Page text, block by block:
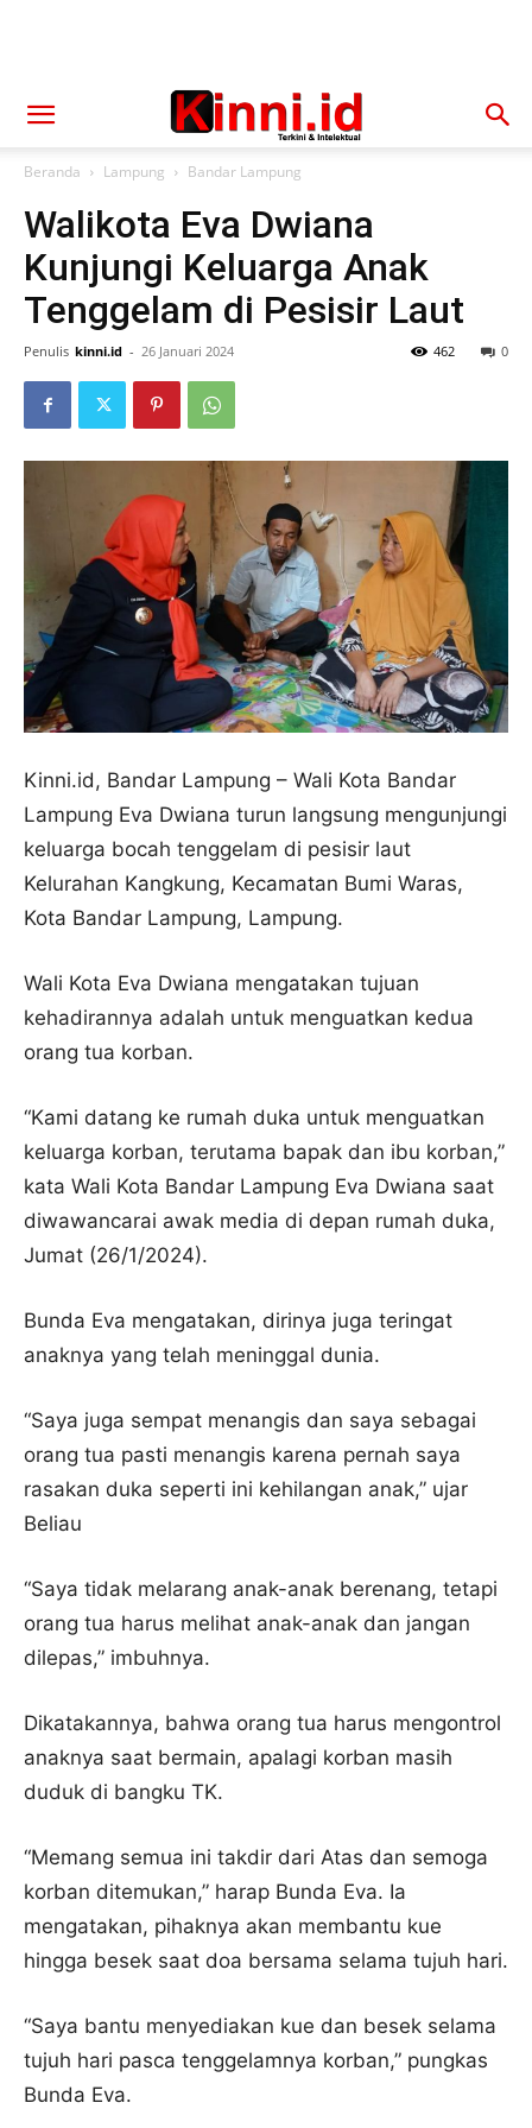
Beranda Lampung Bandar Lampung
Walikota Eva Dwiana
Kunjungi Keluarga Anak
Tenggelam di Pesisir Laut
Penulis kinni.id - 26 Januari 2024 0
462
Kinni.id, Bandar Lampung – Wali Kota Bandar
Lampung Eva Dwiana turun langsung mengunjungi
keluarga bocah tenggelam di pesisir laut
Kelurahan Kangkung, Kecamatan Bumi Waras,
Kota Bandar Lampung, Lampung.
Wali Kota Eva Dwiana mengatakan tujuan
kehadirannya adalah untuk menguatkan kedua
orang tua korban.
“Kami datang ke rumah duka untuk menguatkan
keluarga korban, terutama bapak dan ibu korban,”
kata Wali Kota Bandar Lampung Eva Dwiana saat
diwawancarai awak media di depan rumah duka,
Jumat (26/1/2024).
Bunda Eva mengatakan, dirinya juga teringat
anaknya yang telah meninggal dunia.
“Saya juga sempat menangis dan saya sebagai
orang tua pasti menangis karena pernah saya
rasakan duka seperti ini kehilangan anak,” ujar
Beliau
“Saya tidak melarang anak-anak berenang, tetapi
orang tua harus melihat anak-anak dan jangan
dilepas,” imbuhnya.
Dikatakannya, bahwa orang tua harus mengontrol
anaknya saat bermain, apalagi korban masih
duduk di bangku TK.
“Memang semua ini takdir dari Atas dan semoga
korban ditemukan,” harap Bunda Eva. Ia
mengatakan, pihaknya akan membantu kue
hingga besek saat doa bersama selama tujuh hari.
“Saya bantu menyediakan kue dan besek selama
tujuh hari pasca tenggelamnya korban,” pungkas
Bunda Eva.